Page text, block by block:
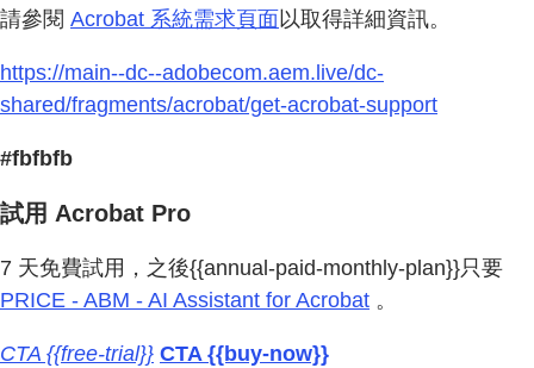
請參閱 Acrobat 系統需求頁面 以取得詳細資訊。
https://main--dc--adobecom.aem.live/dc-
shared/fragments/acrobat/get-acrobat-support
#fbfbfb
試用 Acrobat Pro
7 天免費試用，之後{{annual-paid-monthly-plan}}只要
PRICE - ABM - AI Assistant for Acrobat 。
CTA {{free-trial}} CTA {{buy-now}}